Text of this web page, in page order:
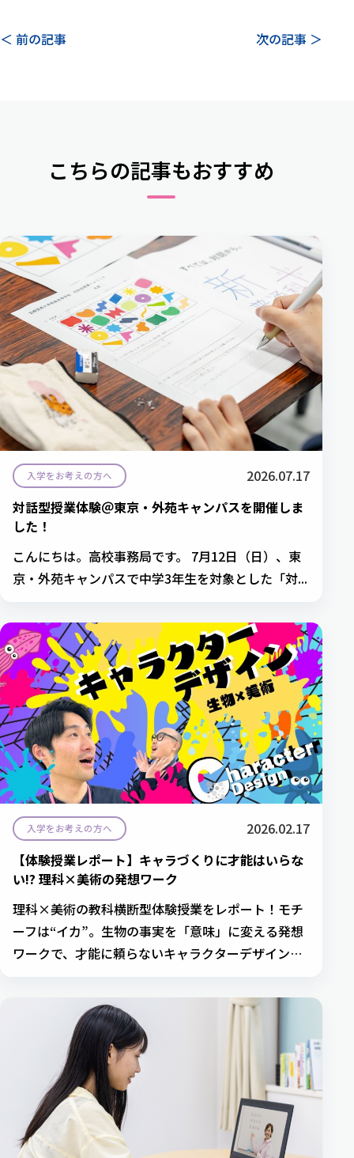
＜ 前の記事 次の記事 ＞
こちらの記事もおすすめ
入学をお考えの方へ
2026.07.17
対話型授業体験＠東京・外苑キャンパスを開催しま
した！
こんにちは。高校事務局です。 7月12日（日）、東
京・外苑キャンパスで中学3年生を対象とした「対...
入学をお考えの方へ
2026.02.17
【体験授業レポート】キャラづくりに才能はいらな
い!? 理科×美術の発想ワーク
理科×美術の教科横断型体験授業をレポート！モチ
ーフは“イカ”。生物の事実を「意味」に変える発想
ワークで、才能に頼らないキャラクターデザインに